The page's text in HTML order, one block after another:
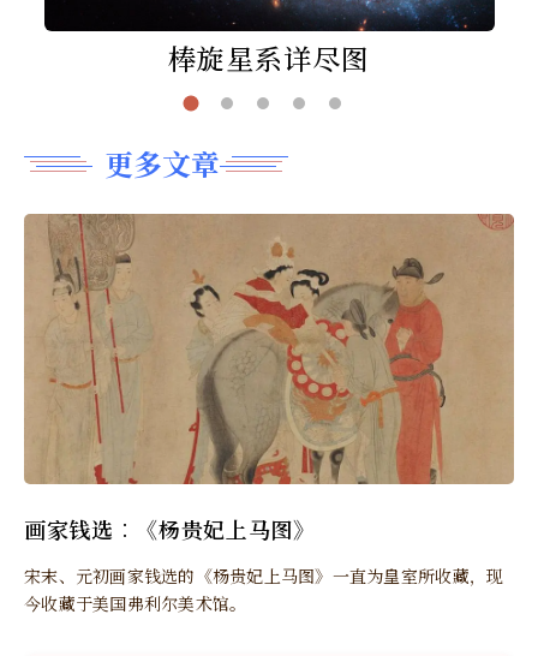
棒旋星系详尽图
更多文章
画家钱选︰《杨贵妃上马图》
宋末、元初画家钱选的《杨贵妃上马图》一直为皇室所收藏，现
今收藏于美国弗利尔美术馆。